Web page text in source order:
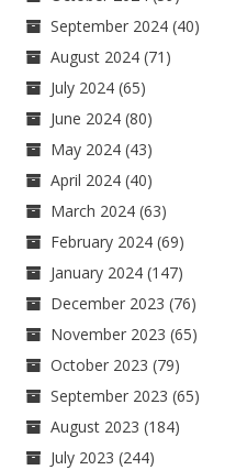
September 2024 (40)
August 2024 (71)
July 2024 (65)
June 2024 (80)
May 2024 (43)
April 2024 (40)
March 2024 (63)
February 2024 (69)
January 2024 (147)
December 2023 (76)
November 2023 (65)
October 2023 (79)
September 2023 (65)
August 2023 (184)
July 2023 (244)